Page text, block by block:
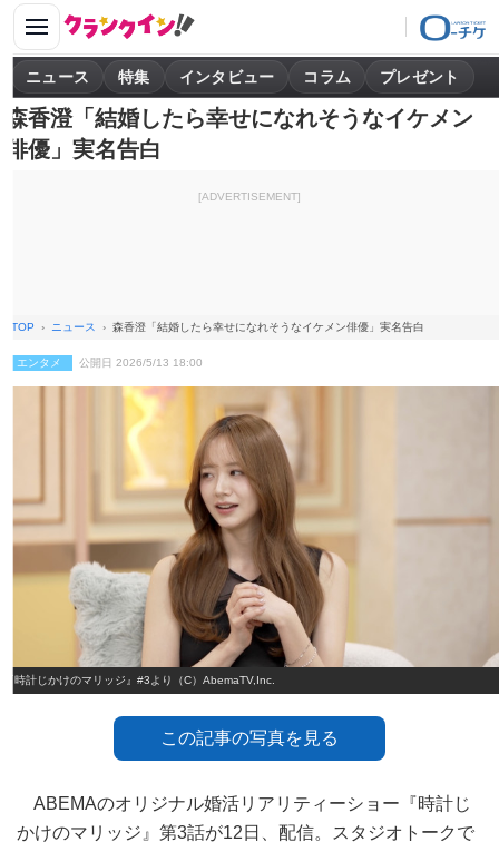
ニュース 特集 インタビュー コラム プレゼント
森香澄「結婚したら幸せになれそうなイケメン
俳優」実名告白
[ADVERTISEMENT]
TOP ニュース 森香澄「結婚したら幸せになれそうなイケメン俳優」実名告白
エンタメ 公開日 2026/5/13 18:00
『時計じかけのマリッジ』#3より（C）AbemaTV,Inc.
この記事の写真を見る
ABEMAのオリジナル婚活リアリティーショー『時計じ
かけのマリッジ』第3話が12日、配信。スタジオトークで